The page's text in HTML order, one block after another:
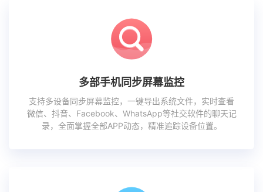
多部手机同步屏幕监控
支持多设备同步屏幕监控，一键导出系统文件，实时查看
微信、抖音、Facebook、WhatsApp等社交软件的聊天记
录，全面掌握全部APP动态，精准追踪设备位置。